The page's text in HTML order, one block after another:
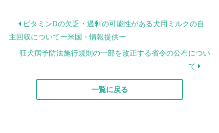
ビタミンDの欠乏・過剰の可能性がある犬用ミルクの自
主回収についてー米国・情報提供ー
狂犬病予防法施行規則の一部を改正する省令の公布につい
て
一覧に戻る